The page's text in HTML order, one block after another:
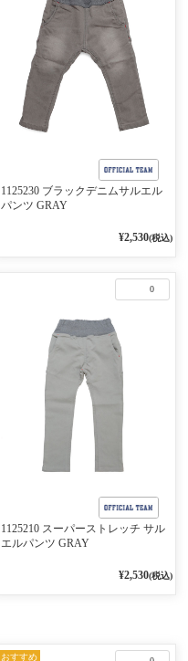
1125230 ブラックデニムサルエル
パンツ GRAY
¥2,530(税込)
0
1125210 スーパーストレッチ サル
エルパンツ GRAY
¥2,530(税込)
おすすめ